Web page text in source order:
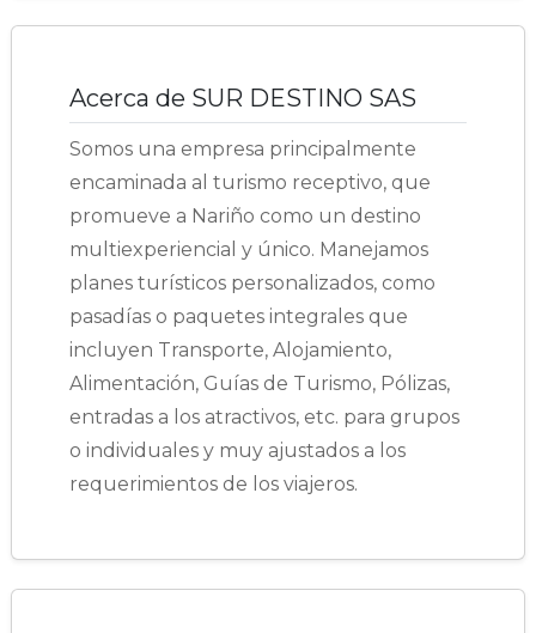
Acerca de SUR DESTINO SAS
Somos una empresa principalmente
encaminada al turismo receptivo, que
promueve a Nariño como un destino
multiexperiencial y único. Manejamos
planes turísticos personalizados, como
pasadías o paquetes integrales que
incluyen Transporte, Alojamiento,
Alimentación, Guías de Turismo, Pólizas,
entradas a los atractivos, etc. para grupos
o individuales y muy ajustados a los
requerimientos de los viajeros.